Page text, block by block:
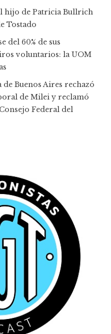
hijo de Patricia Bullrich
Tostado
del 60% de sus
voluntarios: la UOM
Buenos Aires rechazó
de Milei y reclamó
Federal del